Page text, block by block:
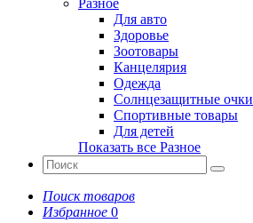
Разное
Для авто
Здоровье
Зоотовары
Канцелярия
Одежда
Солнцезащитные очки
Спортивные товары
Для детей
Показать все Разное
Поиск товаров
Избранное 0